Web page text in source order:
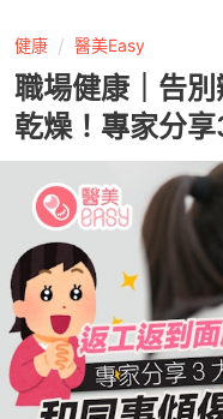
健康 醫美Easy
職場健康｜告
乾燥！專家分